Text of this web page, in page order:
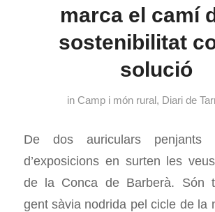
marca el camí
sostenibilitat
solució
in Camp i món rural , Diari de
De dos auriculars
d’exposicions en surten les
de la Conca de Barberà. Són
gent sàvia nodrida pel cicle de la